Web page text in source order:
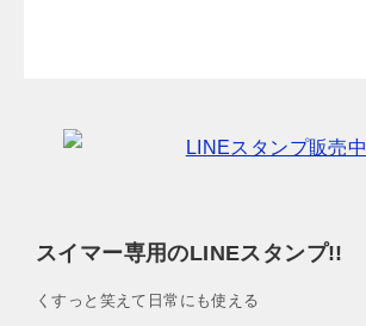
スイマー専用のLINEスタンプ!!
くすっと笑えて日常にも使える